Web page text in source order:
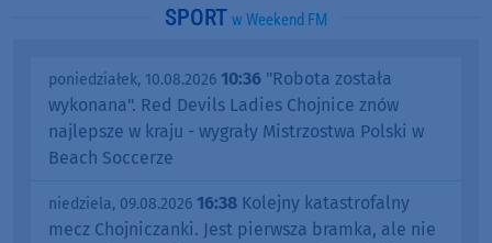
SPORT w Weekend FM
poniedziałek, 10.08.2026 10:36 "Robota została
wykonana". Red Devils Ladies Chojnice znów
najlepsze w kraju - wygrały Mistrzostwa Polski w
Beach Soccerze
niedziela, 09.08.2026 16:38 Kolejny katastrofalny
mecz Chojniczanki. Jest pierwsza bramka, ale nie